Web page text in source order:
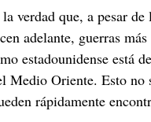
verdad que, a pesar
adelante, guerras
estadounidense está
Medio Oriente. Esto
rápidamente